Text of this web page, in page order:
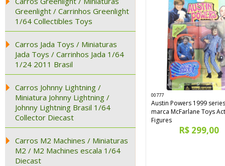
Greenlight / Carrinhos Greenlight
1/64 Collectibles Toys
Carros Jada Toys / Miniaturas
Jada Toys / Carrinhos Jada 1/64
1/24 2011 Brasil
Carros Johnny Lightning /
Miniatura Johnny Lightning /
Johnny Lightning Brasil 1/64
Collector Diecast
Carros M2 Machines / Miniaturas
M2 / M2 Machines escala 1/64
Diecast
00777
Austin Powers 1999
marca McFarlane Toys
Figures
R$ 299,00